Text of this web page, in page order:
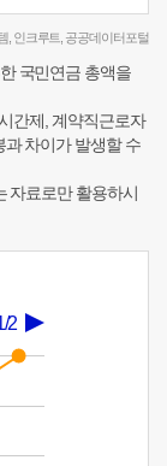
, 인크루트 공공데이터포털
국민연금 총액을
간제, 계약직근로자
과 차이가 발생할 수
자료로만 활용하시
2